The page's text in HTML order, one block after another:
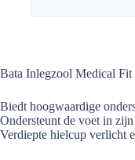
Bata Inlegzool Medical Fit
Biedt hoogwaardige
Ondersteunt de voet in
Verdiepte hielcup verlicht